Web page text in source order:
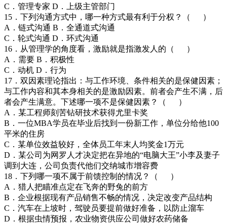
C．管理专家 D．上级主管部门
15．下列沟通方式中，哪一种方式最有利于分权？（ ）
A．链式沟通 B．全通道式沟通
C．轮式沟通 D．环式沟通
16．从管理学的角度看，激励就是指激发人的（ ）
A．需要 B．积极性
C．动机 D．行为
17．双因素理论指出：与工作环境、条件相关的是保健因素；
与工作内容和其本身相关的是激励因素。前者会产生不满，后
者会产生满意。下述哪一项不是保健因素？（ ）
A．某工程师刻苦钻研技术获得尤里卡奖
B．一位MBA学员在毕业后找到一份新工作，单位分给他100
平米的住房
C．某单位效益较好，全体员工年末人均奖金1万元
D．某公司为网罗人才决定把在异地的“电脑大王”小李及妻子
调到大连，公司负责代他们交纳城市增容费
18．下列哪一项不属于前馈控制的情况？（ ）
A．猎人把瞄准点定在飞奔的野兔的前方
B．企业根据现有产品销售不畅的情况，决定改变产品结构
C．汽车在上坡时，驾驶员要提前做好准备，以防止溜车
D．根据虫情预报，农业物资供应公司做好农药储备